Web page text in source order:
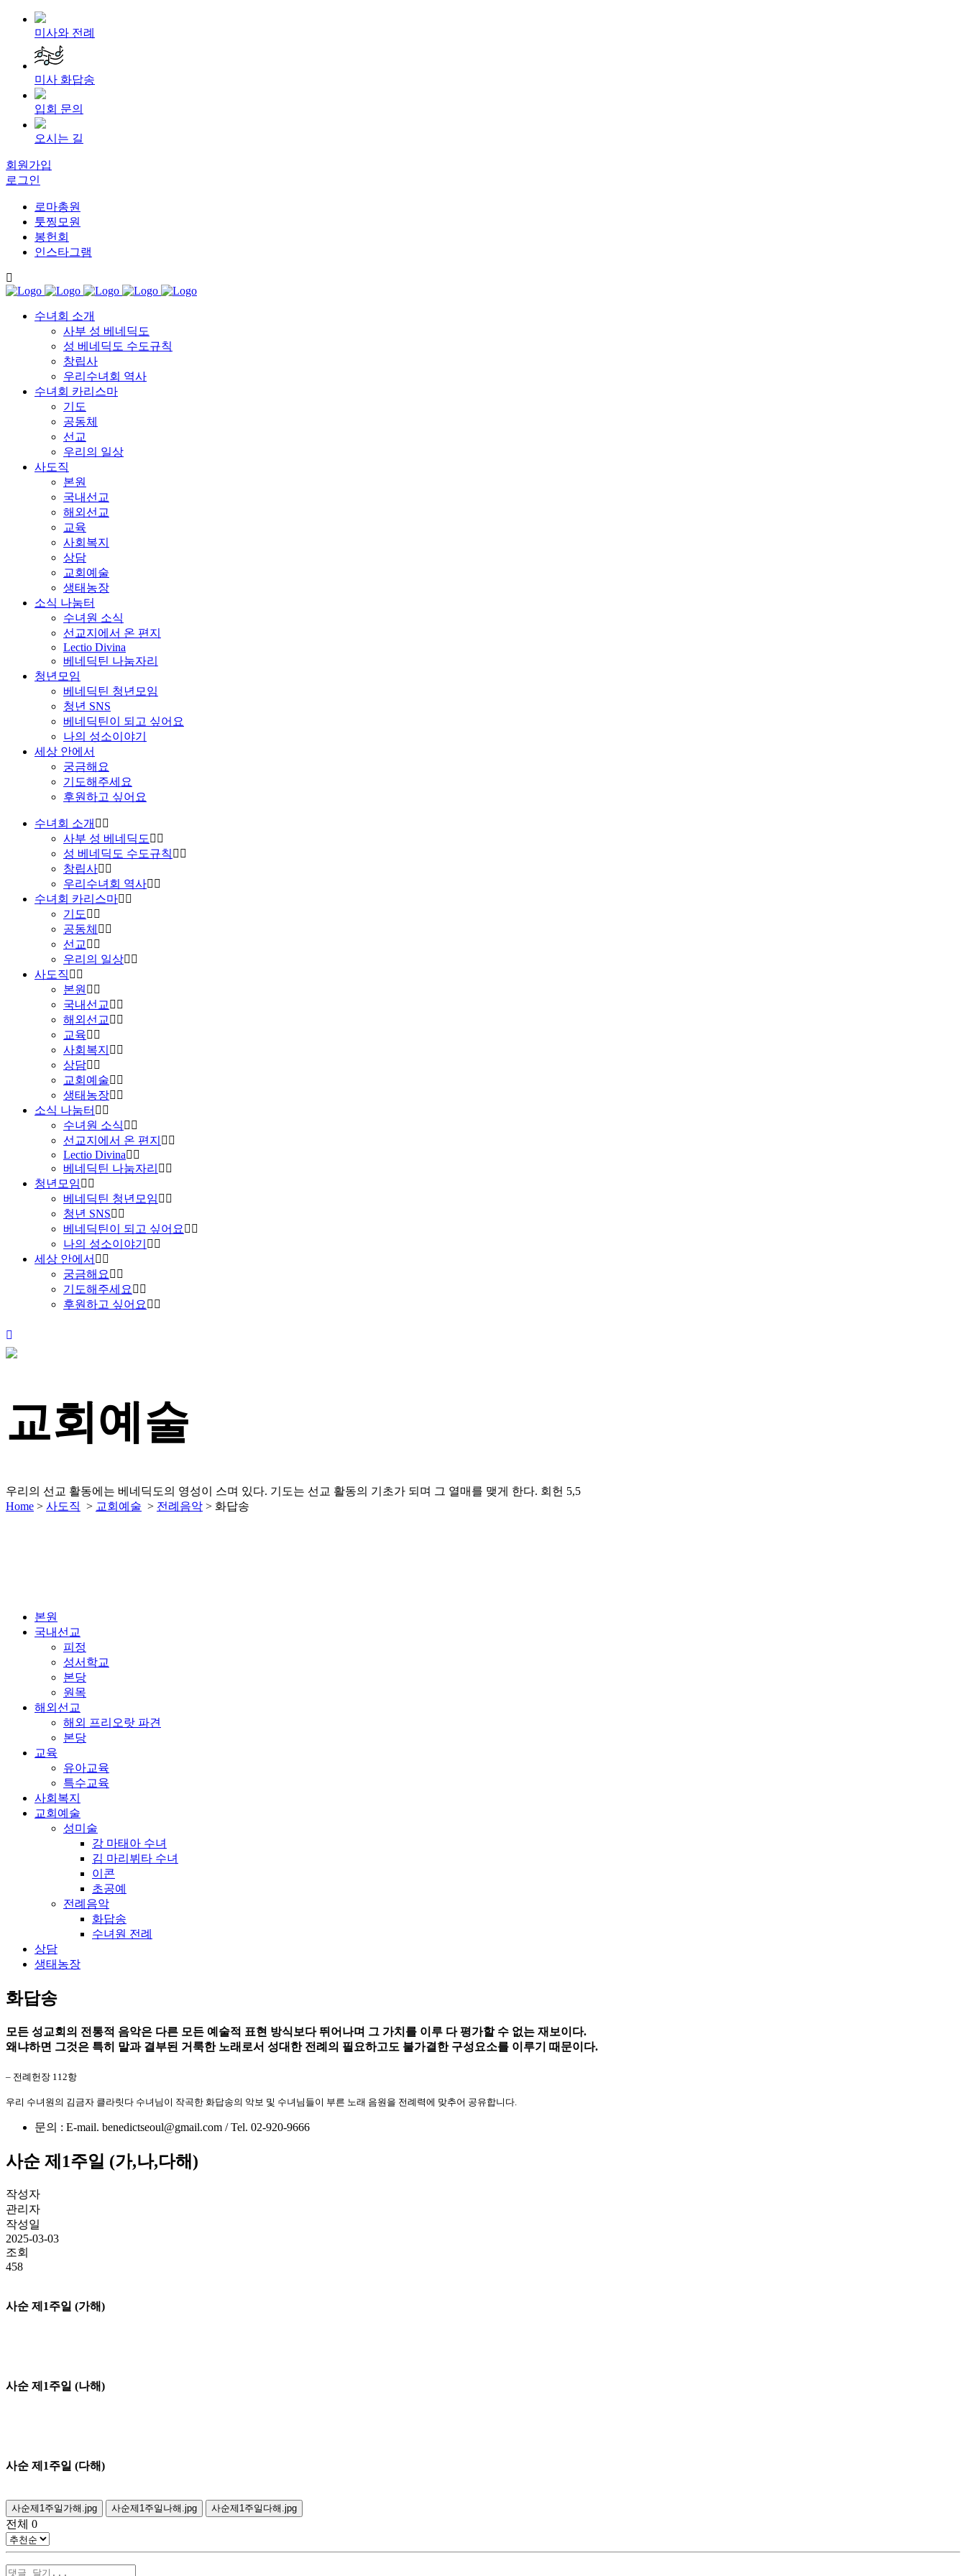
미사와 전례
미사 화답송
입회 문의
오시는 길
회원가입
로그인
로마총원
툿찡모원
봉헌회
인스타그램
수녀회 소개
사부 성 베네딕도
성 베네딕도 수도규칙
창립사
우리수녀회 역사
수녀회 카리스마
기도
공동체
선교
우리의 일상
사도직
본원
국내선교
해외선교
교육
사회복지
상담
교회예술
생태농장
소식 나눔터
수녀원 소식
선교지에서 온 편지
Lectio Divina
베네딕틴 나눔자리
청년모임
베네딕틴 청년모임
청년 SNS
베네딕틴이 되고 싶어요
나의 성소이야기
세상 안에서
궁금해요
기도해주세요
후원하고 싶어요
수녀회 소개
사부 성 베네딕도
성 베네딕도 수도규칙
창립사
우리수녀회 역사
수녀회 카리스마
기도
공동체
선교
우리의 일상
사도직
본원
국내선교
해외선교
교육
사회복지
상담
교회예술
생태농장
소식 나눔터
수녀원 소식
선교지에서 온 편지
Lectio Divina
베네딕틴 나눔자리
청년모임
베네딕틴 청년모임
청년 SNS
베네딕틴이 되고 싶어요
나의 성소이야기
세상 안에서
궁금해요
기도해주세요
후원하고 싶어요
교회예술
우리의 선교 활동에는 베네딕도의 영성이 스며 있다. 기도는 선교 활동의 기초가 되며 그 열매를 맺게 한다. 회헌 5,5
Home > 사도직 > 교회예술 > 전례음악 > 화답송
본원
국내선교
피정
성서학교
본당
원목
해외선교
해외 프리오랏 파견
본당
교육
유아교육
특수교육
사회복지
교회예술
성미술
강 마태아 수녀
김 마리뷔타 수녀
이콘
초공예
전례음악
화답송
수녀원 전례
상담
생태농장
화답송
모든 성교회의 전통적 음악은 다른 모든 예술적 표현 방식보다 뛰어나며 그 가치를 이루 다 평가할 수 없는 재보이다.
왜냐하면 그것은 특히 말과 결부된 거룩한 노래로서 성대한 전례의 필요하고도 불가결한 구성요소를 이루기 때문이다.
– 전례헌장 112항
우리 수녀원의 김금자 클라릿다 수녀님이 작곡한 화답송의 악보 및 수녀님들이 부른 노래 음원을 전례력에 맞추어 공유합니다.
문의 : E-mail. benedictseoul@gmail.com / Tel. 02-920-9666
사순 제1주일 (가,나,다해)
작성자
관리자
작성일
2025-03-03
조회
458
사순 제1주일 (가해)
사순 제1주일 (나해)
사순 제1주일 (다해)
사순제1주일가해.jpg 사순제1주일나해.jpg 사순제1주일다해.jpg
전체 0